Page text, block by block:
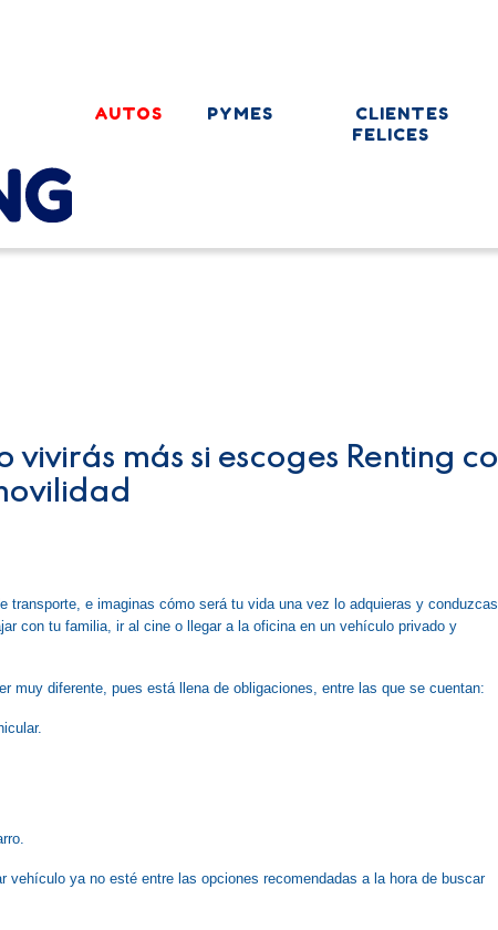
AUTOS PYMES
CLIENTES
FELICES
vivirás más si escoges Renting co
transporte, e imaginas cómo será tu vida una vez lo adquieras y conduzcas,
con tu familia, ir al cine o llegar a la oficina en un vehículo privado y
muy diferente, pues está llena de obligaciones, entre las que se cuentan:
vehículo ya no esté entre las opciones recomendadas a la hora de buscar